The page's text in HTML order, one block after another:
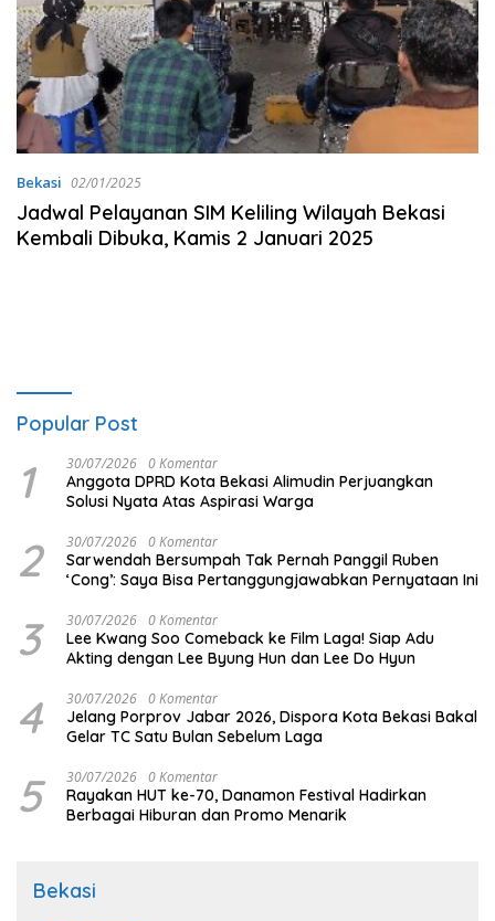
Bekasi 02/01/2025
Jadwal Pelayanan SIM Keliling Wilayah Bekasi
Kembali Dibuka, Kamis 2 Januari 2025
Popular Post
1 30/07/2026 0 Komentar
Anggota DPRD Kota Bekasi Alimudin Perjuangkan
Solusi Nyata Atas Aspirasi Warga
2 30/07/2026 0 Komentar
Sarwendah Bersumpah Tak Pernah Panggil Ruben
‘Cong’: Saya Bisa Pertanggungjawabkan Pernyataan Ini
3 30/07/2026 0 Komentar
Lee Kwang Soo Comeback ke Film Laga! Siap Adu
Akting dengan Lee Byung Hun dan Lee Do Hyun
4 30/07/2026 0 Komentar
Jelang Porprov Jabar 2026, Dispora Kota Bekasi Bakal
Gelar TC Satu Bulan Sebelum Laga
5 30/07/2026 0 Komentar
Rayakan HUT ke-70, Danamon Festival Hadirkan
Berbagai Hiburan dan Promo Menarik
Bekasi